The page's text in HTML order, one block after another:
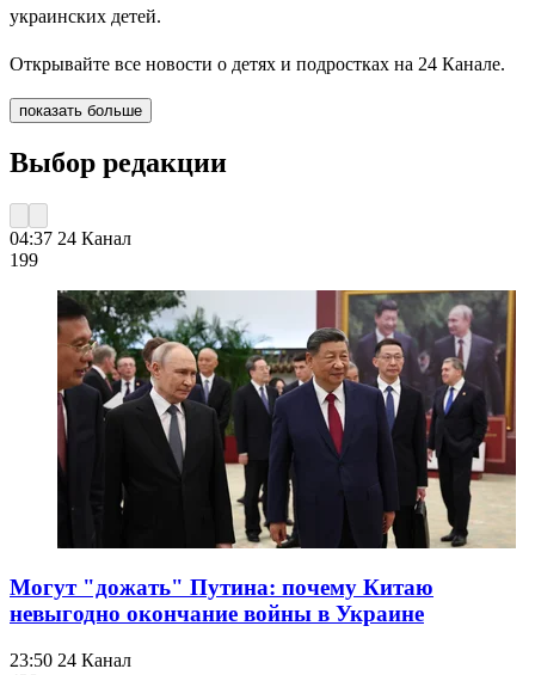
украинских детей.
Открывайте все новости о детях и подростках на 24 Канале.
показать больше
Выбор редакции
04:37 24 Канал
199
Могут "дожать" Путина: почему Китаю
невыгодно окончание войны в Украине
23:50 24 Канал